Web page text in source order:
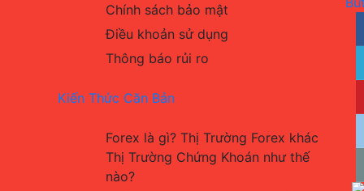
Chính sách bảo mật
Điều khoản sử dụng
Thông báo rủi ro
Kiến Thức Căn Bản
Forex là gì? Thị Trường Forex khác
Thị Trường Chứng Khoán như thế
nào?